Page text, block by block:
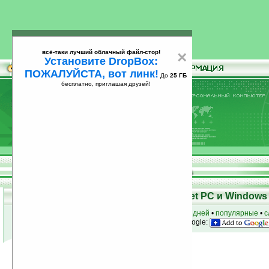
25
Программы для КПК Pocket PC и Windows
за 7 дней • популярные •
на Google:
×
всё-таки лучший облачный файл-стор!
Установите DropBox:
ПОЖАЛУЙСТА, вот линк! До 25 ГБ
бесплатно, приглашая друзей!